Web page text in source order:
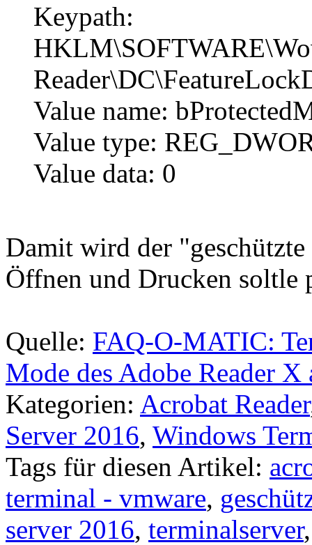
Keypath:
Value name:
Value type:
Value data: 0
Damit wird der
Öffnen und Drucken
Quelle: FAQ-O-MATIC:
Mode des Adobe Reader X
Kategorien: Acrobat Reader
Server 2016, Windows
Tags für diesen Artikel:
terminal - vmware,
server 2016, terminalserver